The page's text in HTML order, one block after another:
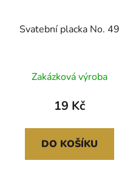
Svatební placka No. 49
Zakázková výroba
19 Kč
DO KOŠÍKU